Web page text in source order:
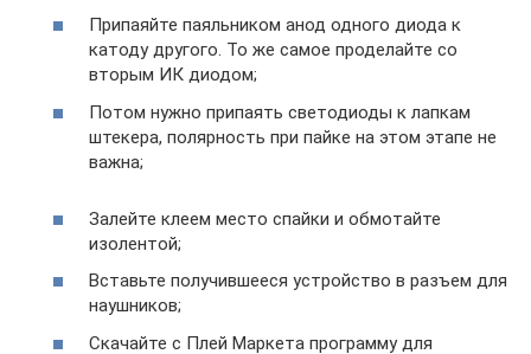
Припаяйте паяльником анод одного диода к
катоду другого. То же самое проделайте со
вторым ИК диодом;
Потом нужно припаять светодиоды к лапкам
штекера, полярность при пайке на этом этапе не
важна;
Залейте клеем место спайки и обмотайте
изолентой;
Вставьте получившееся устройство в разъем для
наушников;
Скачайте с Плей Маркета программу для